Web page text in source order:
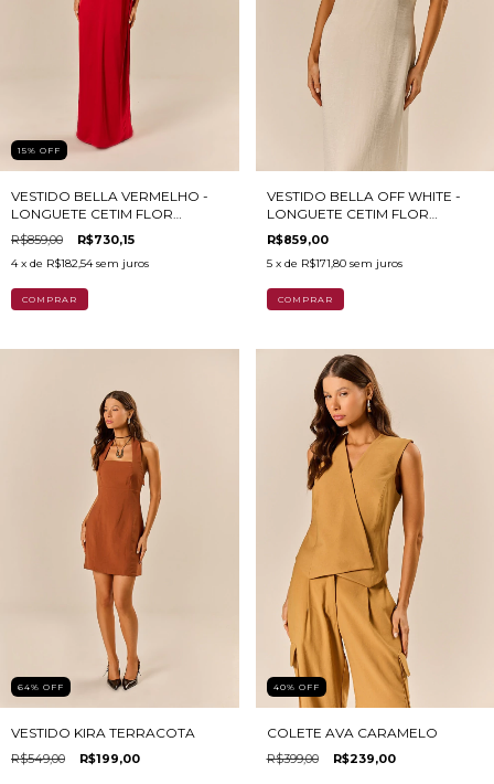
15% OFF
VESTIDO BELLA VERMELHO -
LONGUETE CETIM FLOR
REMOVÍVEL
R$859,00 R$730,15
4 x de R$182,54 sem juros
COMPRAR
VESTIDO BELLA OFF WHITE -
LONGUETE CETIM FLOR
REMOVÍVEL
R$859,00
5 x de R$171,80 sem juros
COMPRAR
64% OFF
VESTIDO KIRA TERRACOTA
R$549,00 R$199,00
40% OFF
COLETE AVA CARAMELO
R$399,00 R$239,00